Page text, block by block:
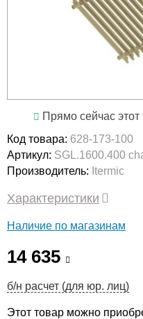
Прямо сейчас этот
Код товара: 628-173-100
Артикул: SGL.1600.400
Производитель: Itermic
Характеристики
Наличие по магазинам
14 635
б/н расчет (для юр. лиц)
Этот товар можно